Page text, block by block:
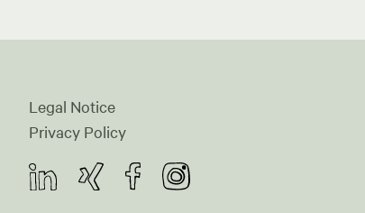
Legal Notice
Privacy Policy